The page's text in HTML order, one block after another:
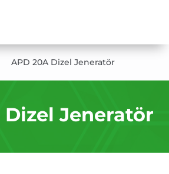
Dizel Jeneratör
APD 20A Dizel Jeneratör